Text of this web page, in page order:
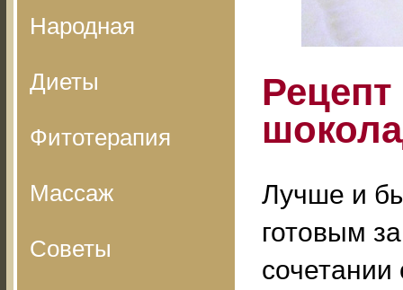
Народная
Диеты
Фитотерапия
Массаж
Советы
Лучше и
готовым